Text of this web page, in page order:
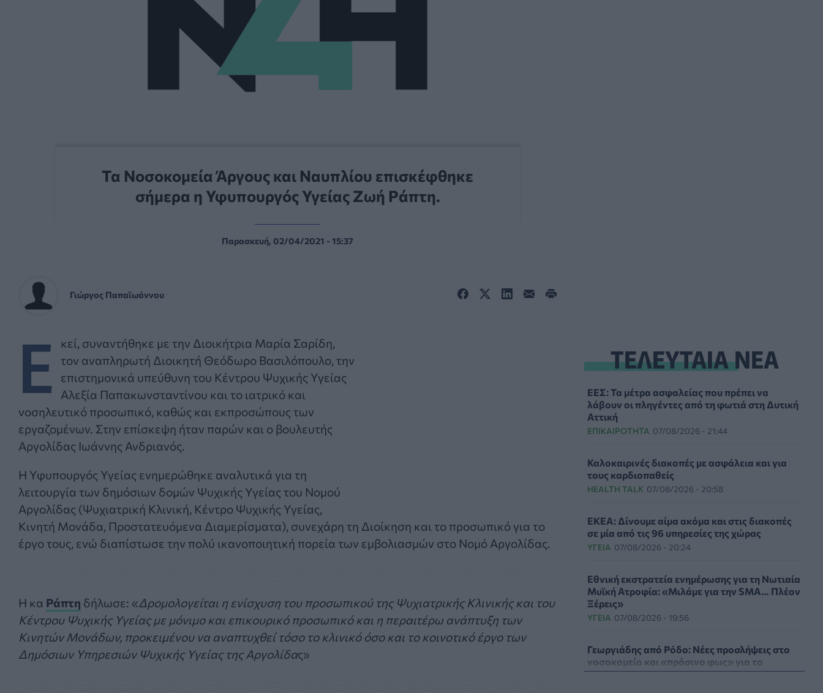
Τα Νοσοκομεία Άργους και Ναυπλίου επισκέφθηκε
σήμερα η Υφυπουργός Υγείας Ζωή Ράπτη.
Παρασκευή, 02/04/2021 - 15:37
Γιώργος Παπαϊωάννου
Ε
κεί, συναντήθηκε με την Διοικήτρια Μαρία Σαρίδη,
τον αναπληρωτή Διοικητή Θεόδωρο Βασιλόπουλο, την
επιστημονικά υπεύθυνη του Κέντρου Ψυχικής Υγείας
Αλεξία Παπακωνσταντίνου και το ιατρικό και
νοσηλευτικό προσωπικό, καθώς και εκπροσώπους των
εργαζομένων. Στην επίσκεψη ήταν παρών και ο βουλευτής
Αργολίδας Ιωάννης Ανδριανός.
Η Υφυπουργός Υγείας ενημερώθηκε αναλυτικά για τη
λειτουργία των δημόσιων δομών Ψυχικής Υγείας του Νομού
Αργολίδας (Ψυχιατρική Κλινική, Κέντρο Ψυχικής Υγείας,
Κινητή Μονάδα, Προστατευόμενα Διαμερίσματα), συνεχάρη τη Διοίκηση και το προσωπικό για το
έργο τους, ενώ διαπίστωσε την πολύ ικανοποιητική πορεία των εμβολιασμών στο Νομό Αργολίδας.
Η κα Ράπτη δήλωσε: «Δρομολογείται η ενίσχυση του προσωπικού της Ψυχιατρικής Κλινικής και του
Κέντρου Ψυχικής Υγείας με μόνιμο και επικουρικό προσωπικό και η περαιτέρω ανάπτυξη των
Κινητών Μονάδων, προκειμένου να αναπτυχθεί τόσο το κλινικό όσο και το κοινοτικό έργο των
Δημόσιων Υπηρεσιών Ψυχικής Υγείας της Αργολίδας»
ΤΕΛΕΥΤΑΙΑ ΝΕΑ
ΕΕΣ: Τα μέτρα ασφαλείας που πρέπει να
λάβουν οι πληγέντες από τη φωτιά στη Δυτική
Αττική
ΕΠΙΚΑΙΡΌΤΗΤΑ 07/08/2026 - 21:44
Καλοκαιρινές διακοπές με ασφάλεια και για
τους καρδιοπαθείς
HEALTH TALK 07/08/2026 - 20:58
ΕΚΕΑ: Δίνουμε αίμα ακόμα και στις διακοπές
σε μία από τις 96 υπηρεσίες της χώρας
ΥΓΕΊΑ 07/08/2026 - 20:24
Εθνική εκστρατεία ενημέρωσης για τη Νωτιαία
Μυϊκή Ατροφία: «Μιλάμε για την SMA… Πλέον
Ξέρεις»
ΥΓΕΊΑ 07/08/2026 - 19:56
Γεωργιάδης από Ρόδο: Νέες προσλήψεις στο
νοσοκομείο και «πράσινο φως» για το
ακτινοθεραπευτικό κέντρο